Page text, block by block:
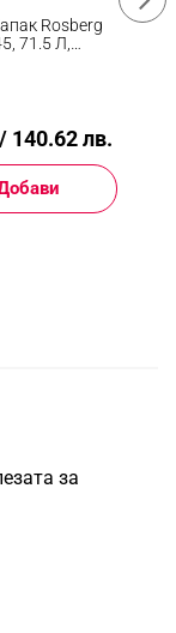
Rosberg
71.5 Л,
140.62 лв.
за